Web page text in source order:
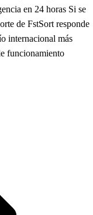
en 24 horas Si se
de FstSort responde
internacional más
funcionamiento